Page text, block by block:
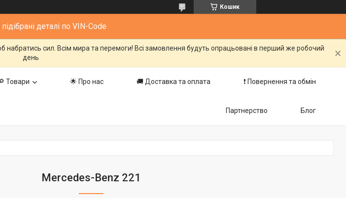
Кошик
деталі по VIN-Code
набратись сил. Всім мира та перемоги! Всі замовлення будуть опрацьовані в перший же робочий
день
Товари 🌟 Про нас 🚚 Доставка та оплата ❗️ Повернення та обмін
Партнерство Блог
Mercedes-Benz 221